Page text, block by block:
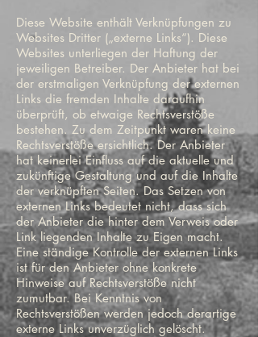
Diese Website enthält Verknüpfungen zu
Websites Dritter („externe Links“). Diese
Websites unterliegen der Haftung der
jeweiligen Betreiber. Der Anbieter hat bei
der erstmaligen Verknüpfung der externen
Links die fremden Inhalte daraufhin
überprüft, ob etwaige Rechtsverstöße
bestehen. Zu dem Zeitpunkt waren keine
Rechtsverstöße ersichtlich. Der Anbieter
hat keinerlei Einfluss auf die aktuelle und
zukünftige Gestaltung und auf die Inhalte
der verknüpften Seiten. Das Setzen von
externen Links bedeutet nicht, dass sich
der Anbieter die hinter dem Verweis oder
Link liegenden Inhalte zu Eigen macht.
Eine ständige Kontrolle der externen Links
ist für den Anbieter ohne konkrete
Hinweise auf Rechtsverstöße nicht
zumutbar. Bei Kenntnis von
Rechtsverstößen werden jedoch derartige
externe Links unverzüglich gelöscht.